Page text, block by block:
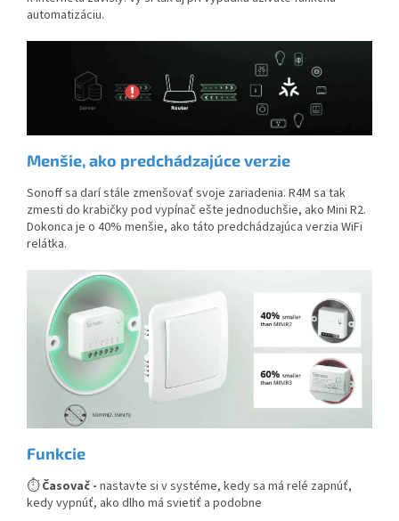
automatizáciu.
Menšie, ako predchádzajúce verzie
Sonoff sa darí stále zmenšovať svoje zariadenia. R4M sa tak
zmesti do krabičky pod vypínač ešte jednoduchšie, ako Mini R2.
Dokonca je o 40% menšie, ako táto predchádzajúca verzia WiFi
relátka.
Funkcie
⏱️Časovač - nastavte si v systéme, kedy sa má relé zapnúť,
kedy vypnúť, ako dlho má svietiť a podobne